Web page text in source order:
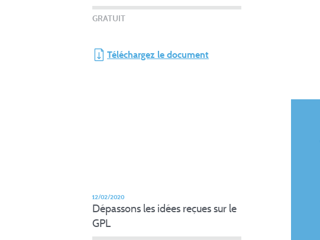
GRATUIT
Téléchargez le document
12/02/2020
Dépassons les idées reçues sur le
GPL